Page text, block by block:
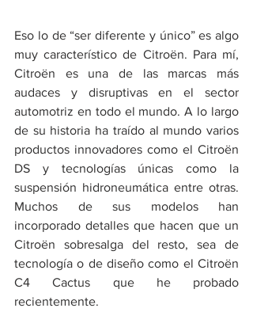
Eso lo de “ser diferente y único” es algo
muy característico de Citroën. Para mí,
Citroën es una de las marcas más
audaces y disruptivas en el sector
automotriz en todo el mundo. A lo largo
de su historia ha traído al mundo varios
productos innovadores como el Citroën
DS y tecnologías únicas como la
suspensión hidroneumática entre otras.
Muchos de sus modelos han
incorporado detalles que hacen que un
Citroën sobresalga del resto, sea de
tecnología o de diseño como el Citroën
C4 Cactus que he probado
recientemente.